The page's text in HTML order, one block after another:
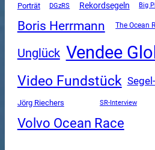
Porträt DGzRS Rekordsegeln Big
Boris Herrmann The Ocean
Unglück Vendee
Video Fundstück
Jörg Riechers SR-Interview
Volvo Ocean Race